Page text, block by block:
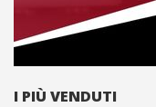
I PIÙ VENDUTI